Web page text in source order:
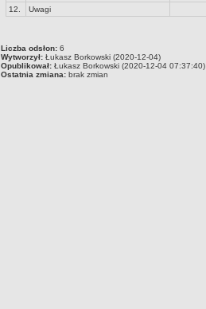
12.
Uwagi
Liczba odsłon: 6
Wytworzył: Łukasz Borkowski (2020-12-04)
Opublikował: Łukasz Borkowski (2020-12-04 07:37:40)
Ostatnia zmiana: brak zmian